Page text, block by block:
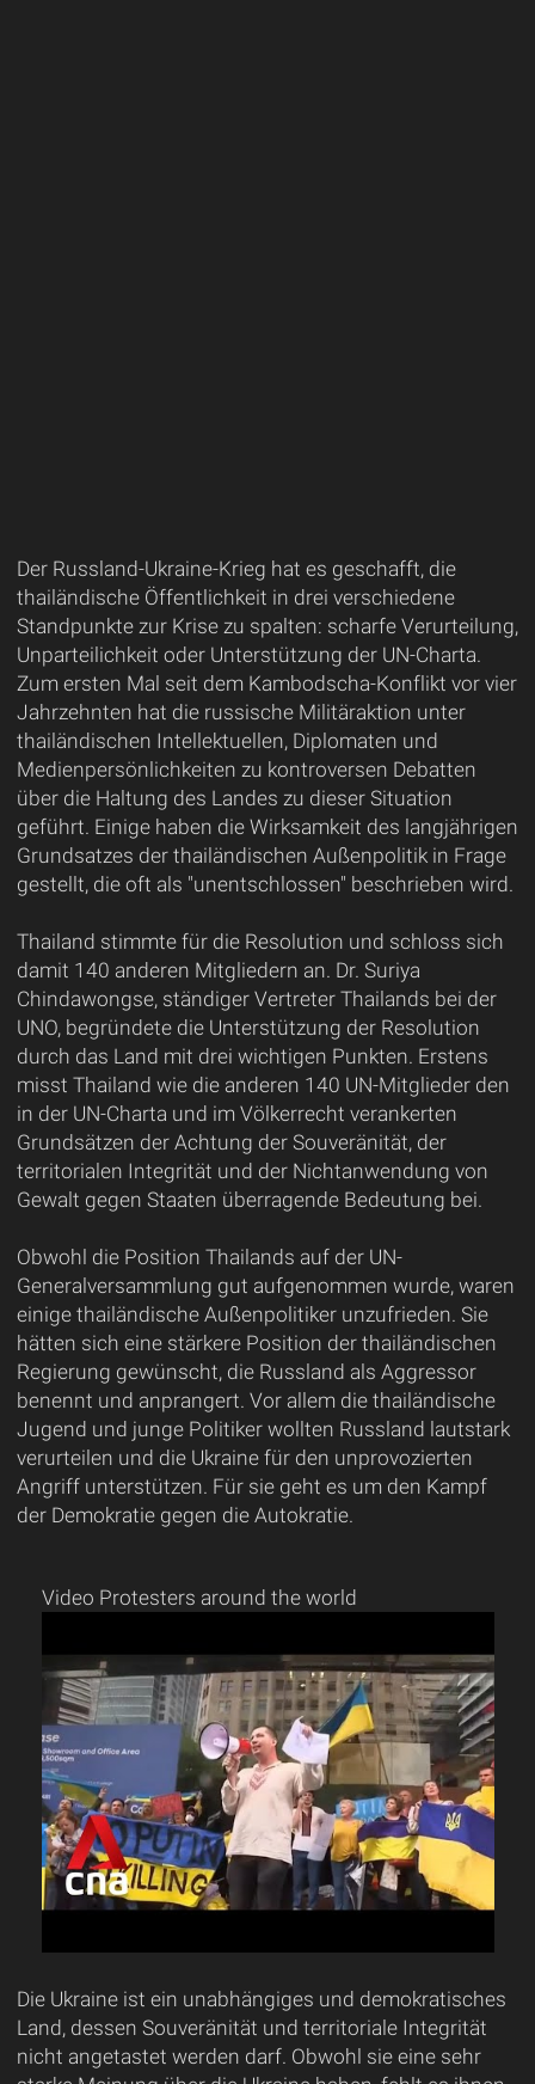
Der Russland-Ukraine-Krieg hat es geschafft, die
thailändische Öffentlichkeit in drei verschiedene
Standpunkte zur Krise zu spalten: scharfe Verurteilung,
Unparteilichkeit oder Unterstützung der UN-Charta.
Zum ersten Mal seit dem Kambodscha-Konflikt vor vier
Jahrzehnten hat die russische Militäraktion unter
thailändischen Intellektuellen, Diplomaten und
Medienpersönlichkeiten zu kontroversen Debatten
über die Haltung des Landes zu dieser Situation
geführt. Einige haben die Wirksamkeit des langjährigen
Grundsatzes der thailändischen Außenpolitik in Frage
gestellt, die oft als "unentschlossen" beschrieben wird.
Thailand stimmte für die Resolution und schloss sich
damit 140 anderen Mitgliedern an. Dr. Suriya
Chindawongse, ständiger Vertreter Thailands bei der
UNO, begründete die Unterstützung der Resolution
durch das Land mit drei wichtigen Punkten. Erstens
misst Thailand wie die anderen 140 UN-Mitglieder den
in der UN-Charta und im Völkerrecht verankerten
Grundsätzen der Achtung der Souveränität, der
territorialen Integrität und der Nichtanwendung von
Gewalt gegen Staaten überragende Bedeutung bei.
Obwohl die Position Thailands auf der UN-
Generalversammlung gut aufgenommen wurde, waren
einige thailändische Außenpolitiker unzufrieden. Sie
hätten sich eine stärkere Position der thailändischen
Regierung gewünscht, die Russland als Aggressor
benennt und anprangert. Vor allem die thailändische
Jugend und junge Politiker wollten Russland lautstark
verurteilen und die Ukraine für den unprovozierten
Angriff unterstützen. Für sie geht es um den Kampf
der Demokratie gegen die Autokratie.
Video Protesters around the world
Die Ukraine ist ein unabhängiges und demokratisches
Land, dessen Souveränität und territoriale Integrität
nicht angetastet werden darf. Obwohl sie eine sehr